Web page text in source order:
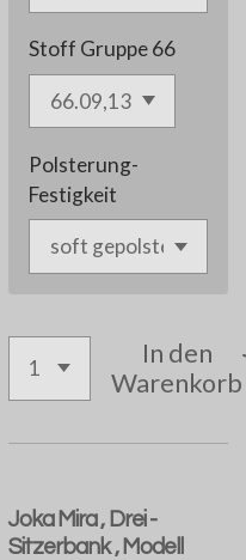
Stoff Gruppe 66
Polsterung-
Festigkeit
In den
Warenkorb
Joka Mira , Drei -
Sitzerbank , Modell